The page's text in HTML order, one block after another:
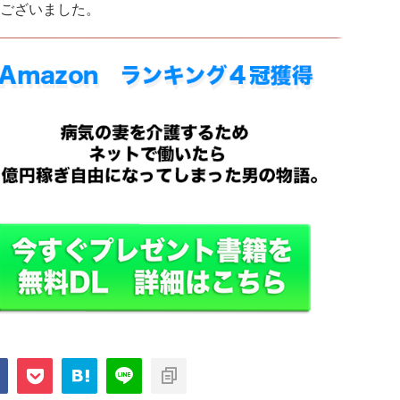
ざいました。